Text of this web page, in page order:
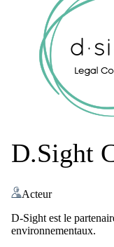
D.Sight
Acteur
D-Sight est le
environnementaux.